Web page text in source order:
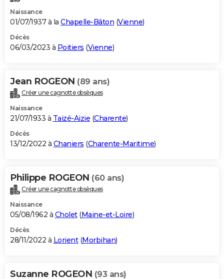
Naissance
01/07/1937 à la Chapelle-Bâton (Vienne)
Décès
06/03/2023 à Poitiers (Vienne)
Jean ROGEON (89 ans)
Créer une cagnotte obsèques
Naissance
21/07/1933 à Taizé-Aizie (Charente)
Décès
13/12/2022 à Chaniers (Charente-Maritime)
Philippe ROGEON (60 ans)
Créer une cagnotte obsèques
Naissance
05/08/1962 à Cholet(Maine-et-Loire)
Décès
28/11/2022 à Lorient(Morbihan)
Suzanne ROGEON (93 ans)